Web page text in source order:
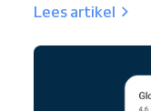
Lees artikel